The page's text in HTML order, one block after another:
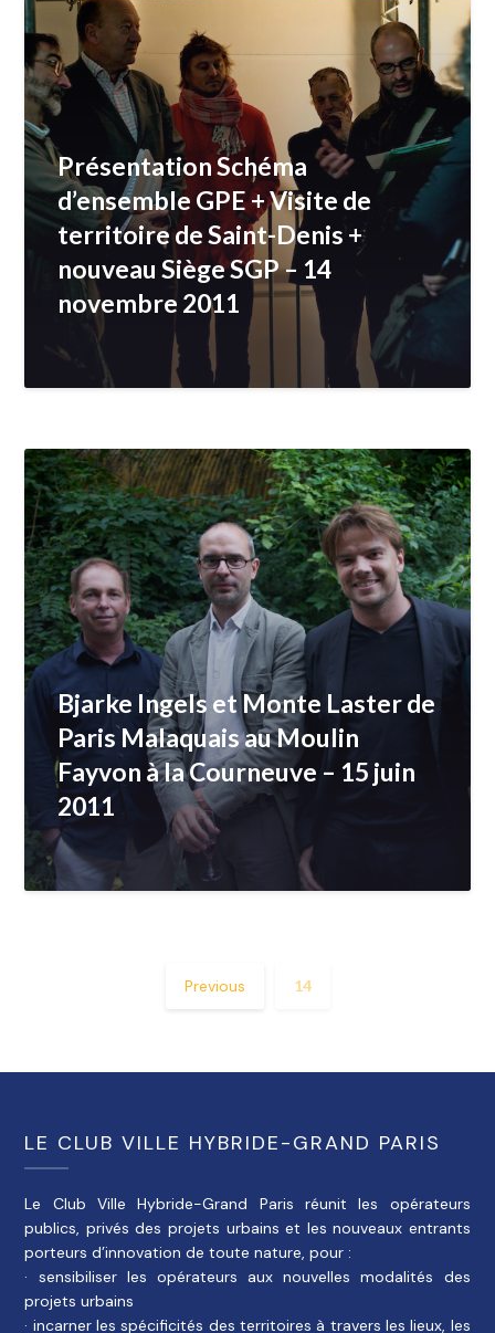
Présentation Schéma
d’ensemble GPE + Visite de
territoire de Saint-Denis +
nouveau Siège SGP – 14
novembre 2011
Bjarke Ingels et Monte Laster de
Paris Malaquais au Moulin
Fayvon à la Courneuve – 15 juin
2011
Previous 14
LE CLUB VILLE HYBRIDE-GRAND PARIS
Le Club Ville Hybride-Grand Paris réunit les opérateurs
publics, privés des projets urbains et les nouveaux entrants
porteurs d’innovation de toute nature, pour :
· sensibiliser les opérateurs aux nouvelles modalités des
projets urbains
· incarner les spécificités des territoires à travers les lieux, les